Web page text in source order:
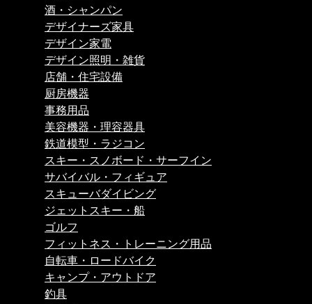
酒・シャンパン
デザイナーズ家具
デザイン家電
デザイン照明・雑貨
店舗・住宅設備
厨房機器
事務用品
美容機器・理容器具
鉄道模型・ラジコン
スキー・スノボード・サーフイン
サバイバル・フィギュア
スキューバダイビング
ジェットスキー・船
ゴルフ
フィットネス・トレーニング用品
自転車・ロードバイク
キャンプ・アウトドア
釣具